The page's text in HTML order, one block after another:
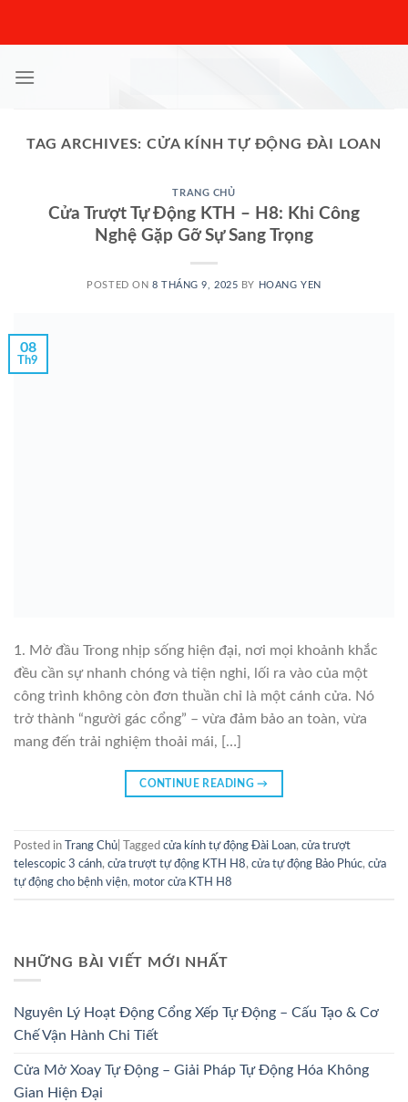
TAG ARCHIVES:CỬA KÍNH TỰ ĐỘNG ĐÀI LOAN
TRANG CHỦ
Cửa Trượt Tự Động KTH – H8: Khi Công
Nghệ Gặp Gỡ Sự Sang Trọng
POSTED ON 8 THÁNG 9, 2025 BY HOANG YEN
08
Th9
1. Mở đầu Trong nhịp sống hiện đại, nơi mọi khoảnh khắc
đều cần sự nhanh chóng và tiện nghi, lối ra vào của một
công trình không còn đơn thuần chỉ là một cánh cửa. Nó
trở thành “người gác cổng” – vừa đảm bảo an toàn, vừa
mang đến trải nghiệm thoải mái, […]
CONTINUE READING→
Posted in Trang Chủ Tagged cửa kính tự động Đài Loan, cửa trượt
telescopic 3 cánh, cửa trượt tự động KTH H8, cửa tự động Bảo Phúc, cửa
tự động cho bệnh viện, motor cửa KTH H8
NHỮNG BÀI VIẾT MỚI NHẤT
Nguyên Lý Hoạt Động Cổng Xếp Tự Động – Cấu Tạo & Cơ
Chế Vận Hành Chi Tiết
Cửa Mở Xoay Tự Động – Giải Pháp Tự Động Hóa Không
Gian Hiện Đại